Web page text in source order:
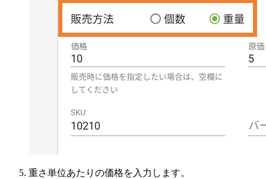
重さ単位あたりの価格を入力します。